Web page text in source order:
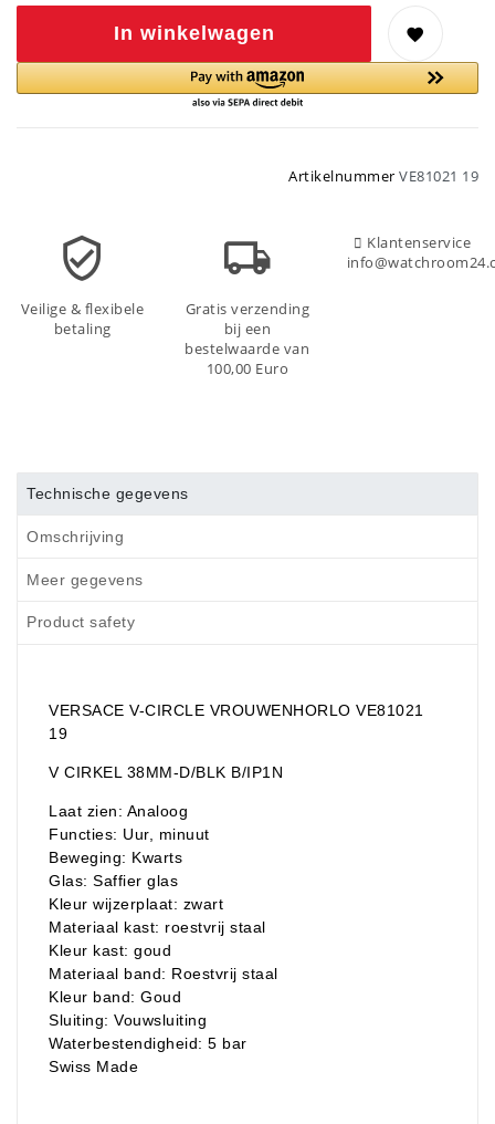
In winkelwagen
Artikelnummer VE81021 19
Veilige & flexibele
betaling
Gratis verzending
bij een
bestelwaarde van
100,00 Euro
Klantenservice
Technische gegevens
Omschrijving
Meer gegevens
Product safety
VERSACE V-CIRCLE VROUWENHORLO VE81021
19
V CIRKEL 38MM-D/BLK B/IP1N
Laat zien: Analoog
Functies: Uur, minuut
Beweging: Kwarts
Glas: Saffier glas
Kleur wijzerplaat: zwart
Materiaal kast: roestvrij staal
Kleur kast: goud
Materiaal band: Roestvrij staal
Kleur band: Goud
Sluiting: Vouwsluiting
Waterbestendigheid: 5 bar
Swiss Made